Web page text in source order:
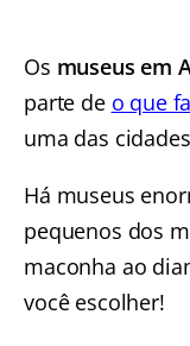
Os museus em
parte de o que
uma das
Há museus
pequenos dos
maconha ao
você escolher!